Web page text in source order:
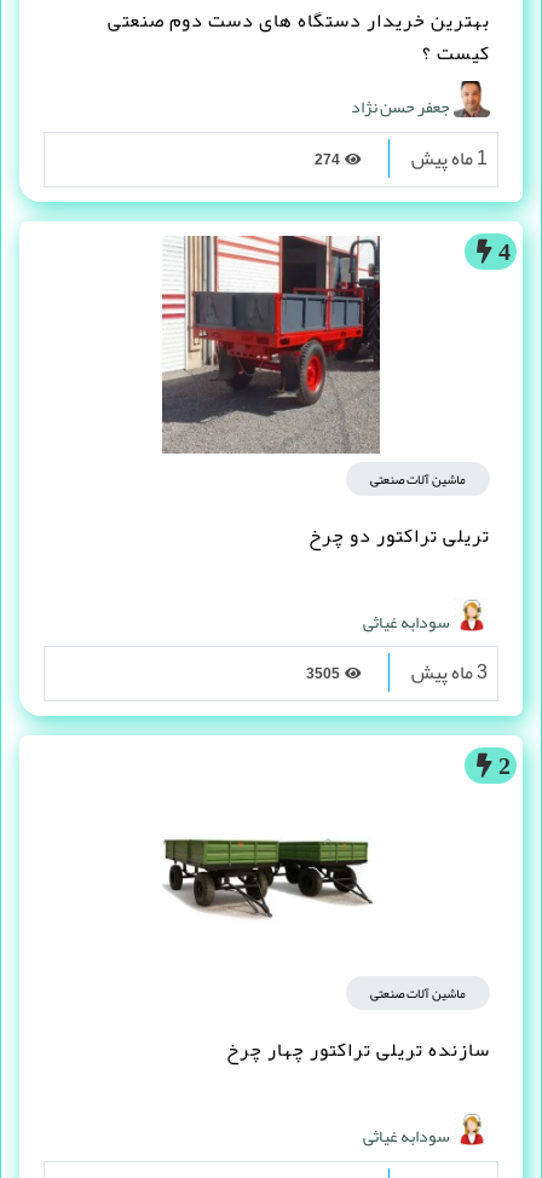
بهترین خریدار دستگاه های دست دوم صنعتی
کیست ؟
جعفر حسن نژاد
1 ماه پیش
4
ماشین آلات صنعتی
تریلی تراکتور دو چرخ
سودابه غیاثی
3 ماه پیش
2
ماشین آلات صنعتی
سازنده تریلی تراکتور چهار چرخ
سودابه غیاثی